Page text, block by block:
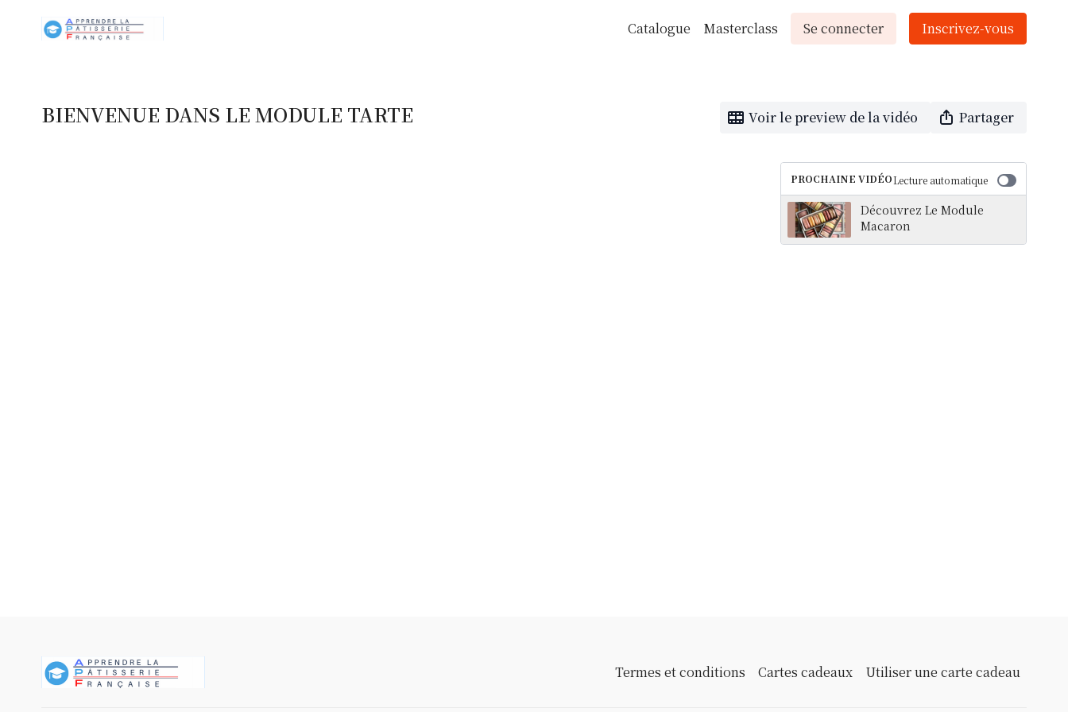
Catalogue Masterclass Se connecter Inscrivez-vous
BIENVENUE DANS LE MODULE TARTE Voir le preview de la vidéo Partager
PROCHAINE VIDÉOLecture automatique
Découvrez Le Module
Macaron
Termes et conditions Cartes cadeaux Utiliser une carte cadeau